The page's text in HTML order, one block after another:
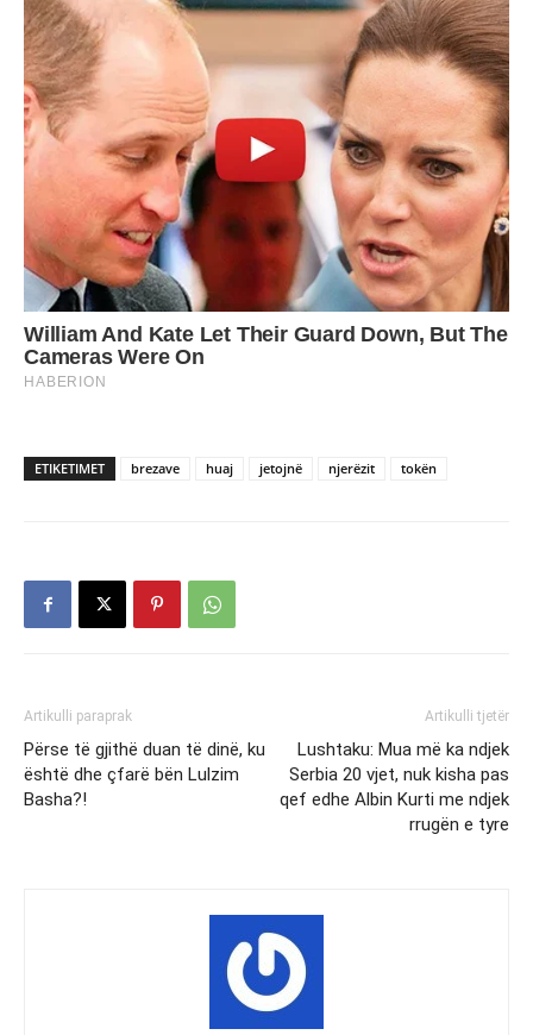
ETIKETIMET brezave huaj jetojnë njerëzit tokën
Artikulli paraprak
Përse të gjithë duan të dinë, ku
është dhe çfarë bën Lulzim
Basha?!
Artikulli tjetër
Lushtaku: Mua më ka ndjek
Serbia 20 vjet, nuk kisha pas
qef edhe Albin Kurti me ndjek
rrugën e tyre